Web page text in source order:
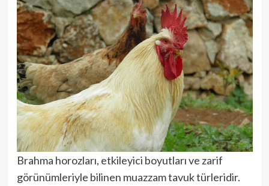
Brahma horozları, etkileyici boyutları ve zarif
görünümleriyle bilinen muazzam tavuk türleridir.